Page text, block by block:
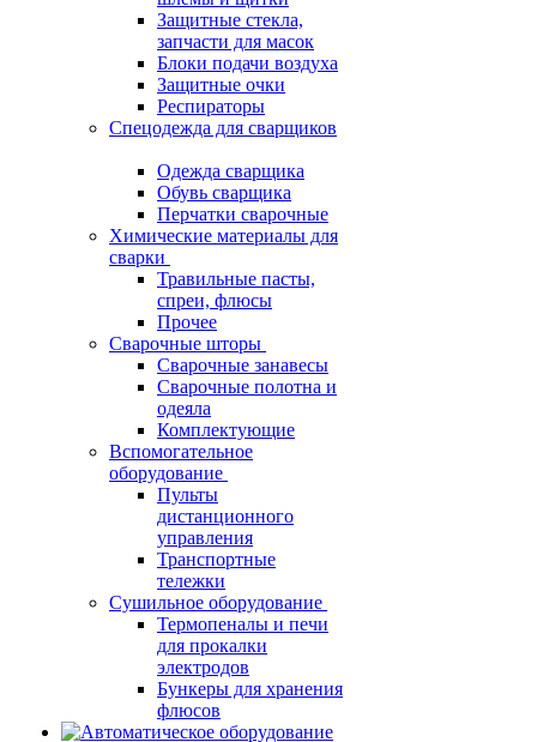
Защитные стекла,
запчасти для масок
Блоки подачи воздуха
Защитные очки
Респираторы
Спецодежда для сварщиков
Одежда сварщика
Обувь сварщика
Перчатки сварочные
Химические материалы для
сварки
Травильные пасты,
спреи, флюсы
Прочее
Сварочные шторы
Сварочные занавесы
Сварочные полотна и
одеяла
Комплектующие
Вспомогательное
оборудование
Пульты
дистанционного
управления
Транспортные
тележки
Сушильное оборудование
Термопеналы и печи
для прокалки
электродов
Бункеры для хранения
флюсов